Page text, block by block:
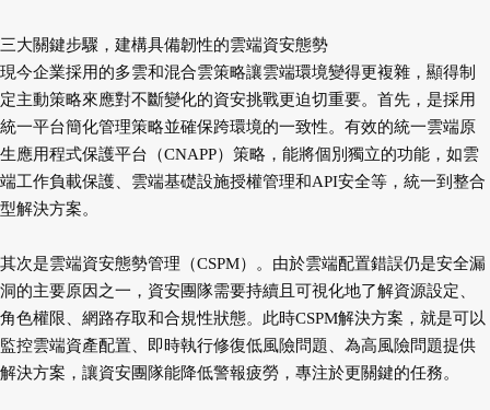
三大關鍵步驟，建構具備韌性的雲端資安態勢
現今企業採用的多雲和混合雲策略讓雲端環境變得更複雜，顯得制
定主動策略來應對不斷變化的資安挑戰更迫切重要。首先，是採用
統一平台簡化管理策略並確保跨環境的一致性。有效的統一雲端原
生應用程式保護平台（CNAPP）策略，能將個別獨立的功能，如雲
端工作負載保護、雲端基礎設施授權管理和API安全等，統一到整合
型解決方案。
其次是雲端資安態勢管理（CSPM）。由於雲端配置錯誤仍是安全漏
洞的主要原因之一，資安團隊需要持續且可視化地了解資源設定、
角色權限、網路存取和合規性狀態。此時CSPM解決方案，就是可以
監控雲端資產配置、即時執行修復低風險問題、為高風險問題提供
解決方案，讓資安團隊能降低警報疲勞，專注於更關鍵的任務。